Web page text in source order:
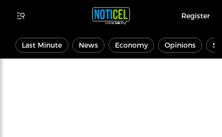
Register
Last Minute News Economy Opinions